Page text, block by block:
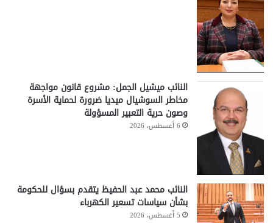
النائب ميشيل الجمل: مشروع قانون مواجهة
مخاطر السوشيال ميديا ضرورة لحماية الأسرة
وصون حرية التعبير المسؤولة
6 أغسطس، 2026
النائب محمد عبد الحفيظ يتقدم بسؤال للحكومة
بشأن سياسات تسعير الكهرباء
5 أغسطس، 2026